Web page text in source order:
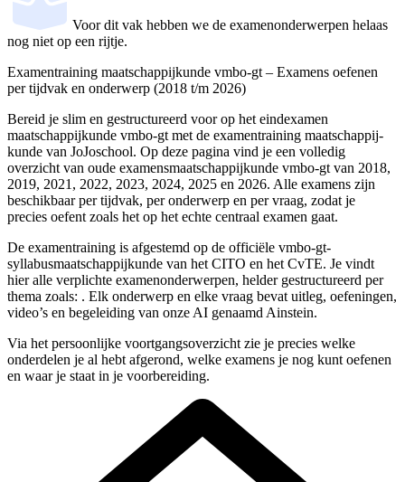
Voor dit vak hebben we de examenonderwerpen helaas
nog niet op een rijtje.
Examentraining maatschappij­kunde vmbo-gt – Examens oefenen
per tijdvak en onderwerp (2018 t/m 2026)
Bereid je slim en gestructureerd voor op het eindexamen
maatschappij­kunde vmbo-gt met de examentraining maatschappij­
kunde van JoJoschool. Op deze pagina vind je een volledig
overzicht van oude examensmaatschappij­kunde vmbo-gt van 2018,
2019, 2021, 2022, 2023, 2024, 2025 en 2026. Alle examens zijn
beschikbaar per tijdvak, per onderwerp en per vraag, zodat je
precies oefent zoals het op het echte centraal examen gaat.
De examentraining is afgestemd op de officiële vmbo-gt-
syllabusmaatschappij­kunde van het CITO en het CvTE. Je vindt
hier alle verplichte examenonderwerpen, helder gestructureerd per
thema zoals: . Elk onderwerp en elke vraag bevat uitleg, oefeningen,
video’s en begeleiding van onze AI genaamd Ainstein.
Via het persoonlijke voortgangsoverzicht zie je precies welke
onderdelen je al hebt afgerond, welke examens je nog kunt oefenen
en waar je staat in je voorbereiding.